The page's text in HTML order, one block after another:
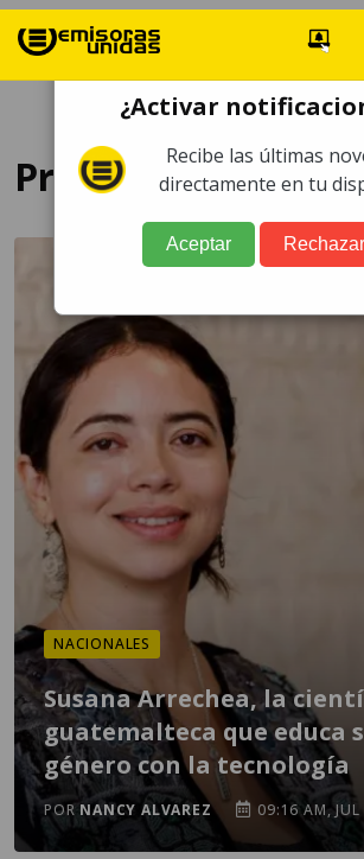
Princesa de Girona
NACIONALES
Susana Arrechea, la
guatemalteca que educa
género con la tecnología
POR NANCY ALVAREZ 09:16 AM, JUL
¿Activar
Recibe las últimas
directamente en tu
Aceptar Rechazar